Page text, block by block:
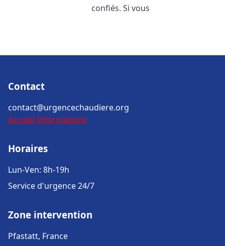
confiés. Si vous
Contact
contact@urgencechaudiere.org
Accueil Informations
Horaires
Lun-Ven: 8h-19h
Service d'urgence 24/7
Zone intervention
Pfastatt, France